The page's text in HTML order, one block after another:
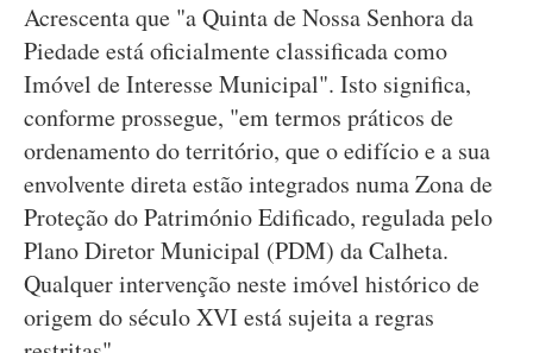
Acrescenta que "a Quinta de Nossa Senhora da
Piedade está oficialmente classificada como
Imóvel de Interesse Municipal". Isto significa,
conforme prossegue, "em termos práticos de
ordenamento do território, que o edifício e a sua
envolvente direta estão integrados numa Zona de
Proteção do Património Edificado, regulada pelo
Plano Diretor Municipal (PDM) da Calheta.
Qualquer intervenção neste imóvel histórico de
origem do século XVI está sujeita a regras